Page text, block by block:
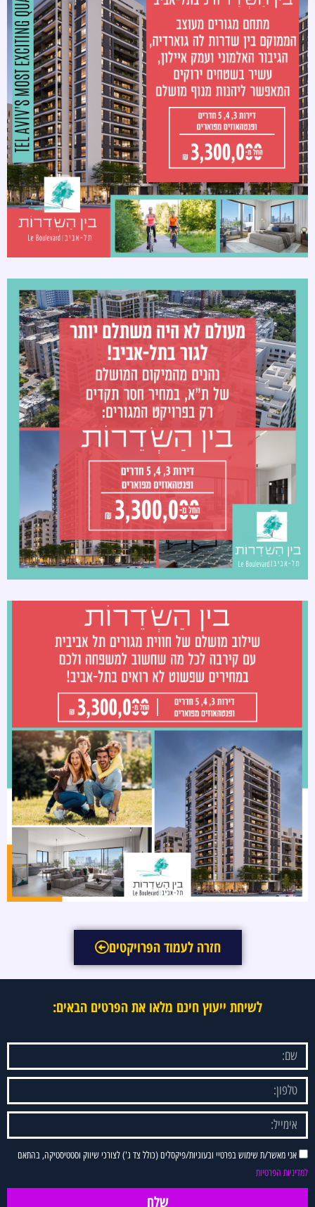
חזרה לעמוד הפרויקטים
לשיחת ייעוץ חינם מלאו את הפרטים הבאים:
אני מאשר/ת שימוש בפרטיי ובעוגיות/פיקסלים (כולל צד ג') לצורכי שיווק וסטטיסטיקה, בהתאם
למדיניות הפרטיות
שלח